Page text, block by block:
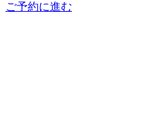
ご予約に進む